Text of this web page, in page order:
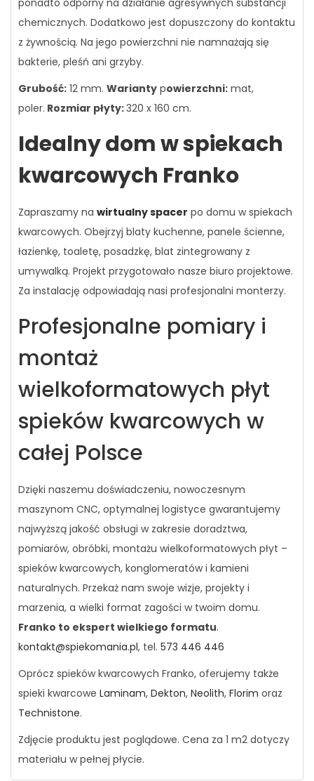
chemicznych. Dodatkowo jest dopuszczony do kontaktu
z żywnością. Na jego powierzchni nie namnażają się
bakterie, pleśń ani grzyby.
Grubość: 12 mm. Warianty powierzchni: mat,
poler. Rozmiar płyty:320 x 160 cm.
Idealny dom w spiekach
kwarcowych Franko
Zapraszamy na wirtualny spacer po domu w spiekach
kwarcowych. Obejrzyj blaty kuchenne, panele ścienne,
łazienkę, toaletę, posadzkę, blat zintegrowany z
umywalką. Projekt przygotowało nasze biuro projektowe.
Za instalację odpowiadają nasi profesjonalni monterzy.
Profesjonalne pomiary i
montaż
wielkoformatowych płyt
spieków kwarcowych w
całej Polsce
Dzięki naszemu doświadczeniu, nowoczesnym
maszynom CNC, optymalnej logistyce gwarantujemy
najwyższą jakość obsługi w zakresie doradztwa,
pomiarów, obróbki, montażu wielkoformatowych płyt –
spieków kwarcowych, konglomeratów i kamieni
naturalnych. Przekaż nam swoje wizje, projekty i
marzenia, a wielki format zagości w twoim domu.
Franko to ekspert wielkiego formatu.
kontakt@spiekomania.pl, tel. 573 446 446
Oprócz spieków kwarcowych Franko, oferujemy także
spieki kwarcowe Laminam, Dekton, Neolith, Florim oraz
Technistone.
Zdjęcie produktu jest poglądowe. Cena za 1 m2 dotyczy
materiału w pełnej płycie.